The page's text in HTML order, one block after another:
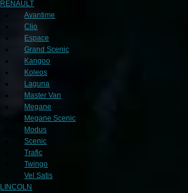
RENAULT
Avantime
Clio
Espace
Grand Scenic
Kangoo
Koleos
Laguna
Master Van
Megane
Megane Scenic
Modus
Scenic
Trafic
Twingo
Vel Satis
LINCOLN